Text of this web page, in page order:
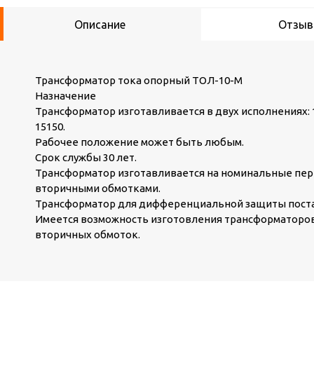
Описание
Трансформатор тока опорный ТОЛ-10-М
Назначение
Трансформатор изготавливается в двух
15150.
Рабочее положение может быть любым.
Срок службы 30 лет.
Трансформатор изготавливается на номинальные
вторичными обмотками.
Трансформатор для дифференциальной защиты
Имеется возможность изготовления
вторичных обмоток.